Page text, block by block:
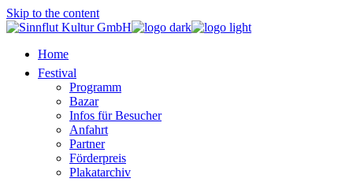
Skip to the content
Home
Festival
Programm
Bazar
Infos für Besucher
Anfahrt
Partner
Förderpreis
Plakatarchiv